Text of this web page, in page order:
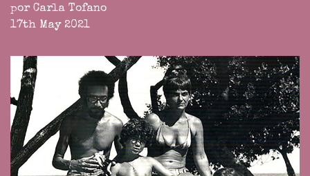
por Carla Tofano
17th May 2021